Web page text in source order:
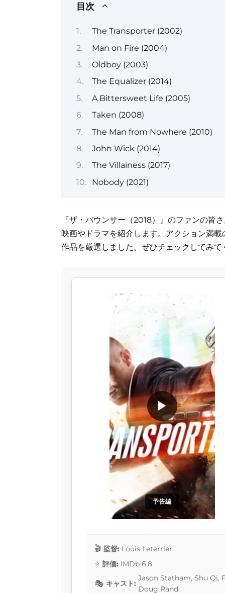
目次
The Transporter (2002)
Man on Fire (2004)
Oldboy (2003)
The Equalizer (2014)
A Bittersweet Life (2005)
Taken (2008)
The Man from Nowhere (2010)
John Wick (2014)
The Villainess (2017)
Nobody (2021)
『ザ・バウンサー（2018）』のファンの皆
映画やドラマを紹介します。アクション満
作品を厳選しました。ぜひチェックしてみて
予告編
▶
監督: Louis Leterrier
評価: IMDb 6.8
キャスト:
Jason Statham, Shu Qi,
Doug Rand